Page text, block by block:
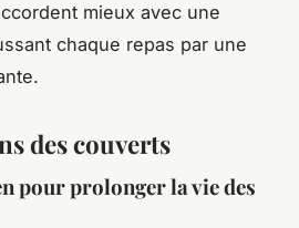
mieux avec une
chaque repas par une
des couverts
pour prolonger la vie des